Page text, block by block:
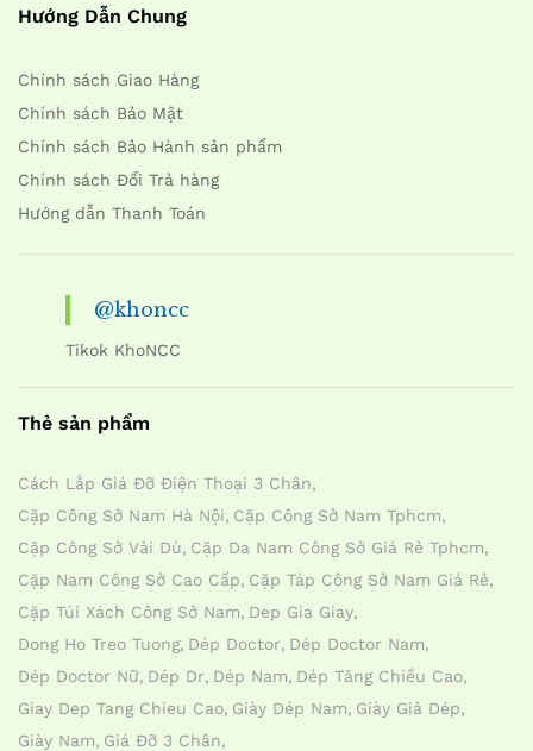
Hướng Dẫn Chung
Chính sách Giao Hàng
Chính sách Bảo Mật
Chính sách Bảo Hành sản phẩm
Chính sách Đổi Trả hàng
Hướng dẫn Thanh Toán
@khoncc
Tikok KhoNCC
Thẻ sản phẩm
Cách Lắp Giá Đỡ Điện Thoại 3 Chân
Cặp Công Sở Nam Hà Nội Cặp Công Sở Nam Tphcm
Cặp Công Sở Vải Dù Cặp Da Nam Công Sở Giá Rẻ Tphcm
Cặp Nam Công Sở Cao Cấp Cặp Táp Công Sở Nam Giá Rẻ
Cặp Túi Xách Công Sở Nam Dep Gia Giay
Dong Ho Treo Tuong Dép Doctor Dép Doctor Nam
Dép Doctor Nữ Dép Dr Dép Nam Dép Tăng Chiều Cao
Giay Dep Tang Chieu Cao Giày Dép Nam Giày Giả Dép
Giày Nam Giá Đỡ 3 Chân